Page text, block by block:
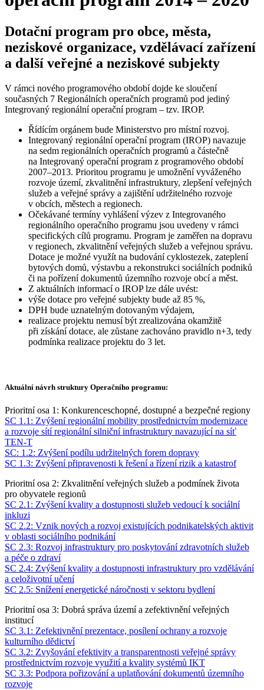
Dotační program pro obce, města,
neziskové organizace, vzdělávací zařízení
a další veřejné a neziskové subjekty
V rámci nového programového období dojde ke sloučení
současných 7 Regionálních operačních programů pod jediný
Integrovaný regionální operační program – tzv. IROP.
Řídícím orgánem bude Ministerstvo pro místní rozvoj.
Integrovaný regionální operační program (IROP) navazuje
na sedm regionálních operačních programů a částečně
na Integrovaný operační program z programového období
2007–2013. Prioritou programu je umožnění vyváženého
rozvoje území, zkvalitnění infrastruktury, zlepšení veřejných
služeb a veřejné správy a zajištění udržitelného rozvoje
v obcích, městech a regionech.
Očekávané termíny vyhlášení výzev z Integrovaného
regionálního operačního programu jsou uvedeny v rámci
specifických cílů programu. Program je zaměřen na dopravu
v regionech, zkvalitnění veřejných služeb a veřejnou správu.
Dotace je možné využít na budování cyklostezek, zateplení
bytových domů, výstavbu a rekonstrukci sociálních podniků
či na pořízení dokumentů územního rozvoje obcí a měst.
​Z aktuálních informací o IROP lze dále uvést:
výše dotace pro veřejné subjekty bude až 85 %,
DPH bude uznatelným dotovaným výdajem,
realizace projektu nemusí být zrealizována okamžitě
při získání dotace, ale zůstane zachováno pravidlo n+3, tedy
podmínka realizace projektu do 3 let.
Aktuální návrh struktury Operačního programu:
Prioritní osa 1: Konkurenceschopné, dostupné a bezpečné regiony
SC 1.1: Zvýšení regionální mobility prostřednictvím modernizace
a rozvoje sítí regionální silniční infrastruktury navazující na síť
TEN-T
SC: 1.2: Zvýšení podílu udržitelných forem dopravy
SC 1.3: Zvýšení připravenosti k řešení a řízení rizik a katastrof
Prioritní osa 2: Zkvalitnění veřejných služeb a podmínek života
pro obyvatele regionů
SC 2.1: Zvýšení kvality a dostupnosti služeb vedoucí k sociální
inkluzi
SC 2.2: Vznik nových a rozvoj existujících podnikatelských aktivit
v oblasti sociálního podnikání
SC 2.3: Rozvoj infrastruktury pro poskytování zdravotních služeb
a péče o zdraví
SC 2.4: Zvýšení kvality a dostupnosti infrastruktury pro vzdělávání
a celoživotní učení
SC 2.5: Snížení energetické náročnosti v sektoru bydlení
Prioritní osa 3: Dobrá správa území a zefektivnění veřejných
institucí
SC 3.1: Zefektivnění prezentace, posílení ochrany a rozvoje
kulturního dědictví
SC 3.2: Zvyšování efektivity a transparentnosti veřejné správy
prostřednictvím rozvoje využití a kvality systémů IKT
SC 3.3: Podpora pořizování a uplatňování dokumentů územního
rozvoje